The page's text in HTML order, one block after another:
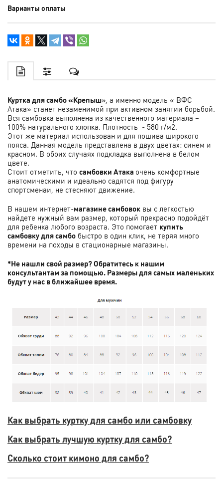
Варианты оплаты
Куртка для самбо «Крепыш», а именно модель « ВФС
Атака» станет незаменимой при активном занятии борьбой.
Вся самбовка выполнена из качественного материала –
100% натурального хлопка. Плотность - 580 г/м2.
Этот же материал использован и для пошива широкого
пояса. Данная модель представлена в двух цветах: синем и
красном. В обоих случаях подкладка выполнена в белом
цвете.
Стоит отметить, что самбовки Атака очень комфортные
анатомическими и идеально садятся под фигуру
спортсменаи, не стесняют движение.
В нашем интернет-магазине самбовок вы с легкостью
найдете нужный вам размер, который прекрасно подойдёт
для ребенка любого возраста. Это помогает купить
самбовку для самбо быстро в один клик, не теряя много
времени на походы в стационарные магазины.
*Не нашли свой размер? Обратитесь к нашим
консультантам за помощью. Размеры для самых маленьких
будут у нас в ближайшее время.
Как выбрать куртку для самбо или самбовку
Как выбрать лучшую куртку для самбо?
Сколько стоит кимоно для самбо?